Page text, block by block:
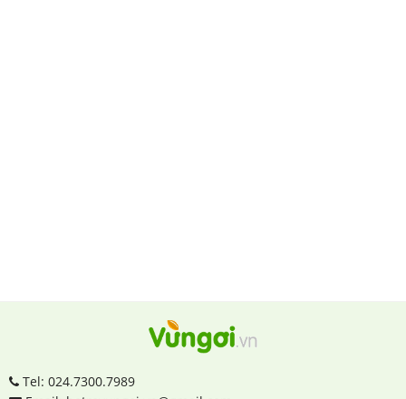
Tel: 024.7300.7989